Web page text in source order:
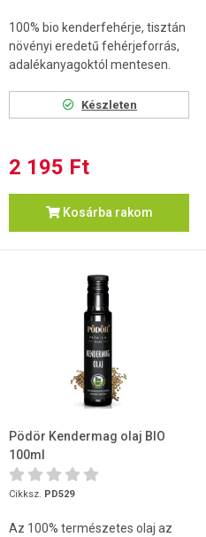
100% bio kenderfehérje, tisztán
növényi eredetű fehérjeforrás,
adalékanyagoktól mentesen.
Készleten
2 195 Ft
Kosárba rakom
Pödör Kendermag olaj BIO
100ml
Cikksz. PD529
Az 100% természetes olaj az